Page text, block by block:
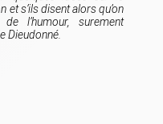
et s’ils disent alors qu’on
l’humour, surement
Dieudonné.